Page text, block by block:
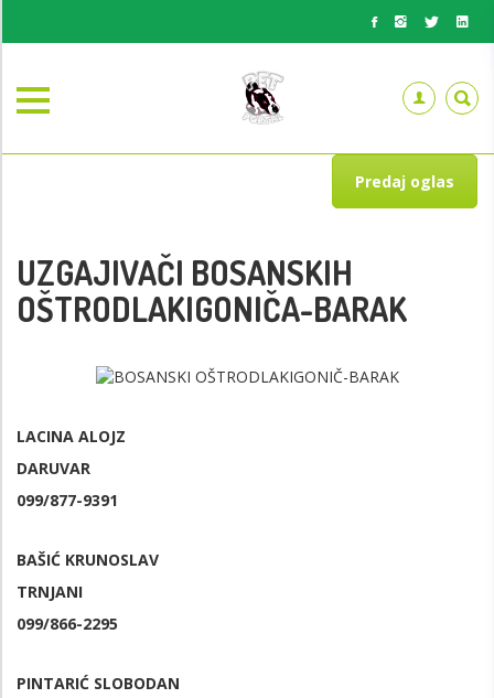
Predaj oglas
UZGAJIVAČI BOSANSKIH
OŠTRODLAKIGONIČA-BARAK
LACINA ALOJZ
DARUVAR
099/877-9391
BAŠIĆ KRUNOSLAV
TRNJANI
099/866-2295
PINTARIĆ SLOBODAN